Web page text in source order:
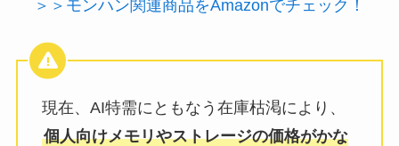
＞＞モンハン関連商品をAmazonでチェック！
現在、AI特需にともなう在庫枯渇により、
個人向けメモリやストレージの価格がかな